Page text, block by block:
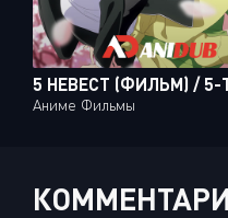
Аниме Фильмы